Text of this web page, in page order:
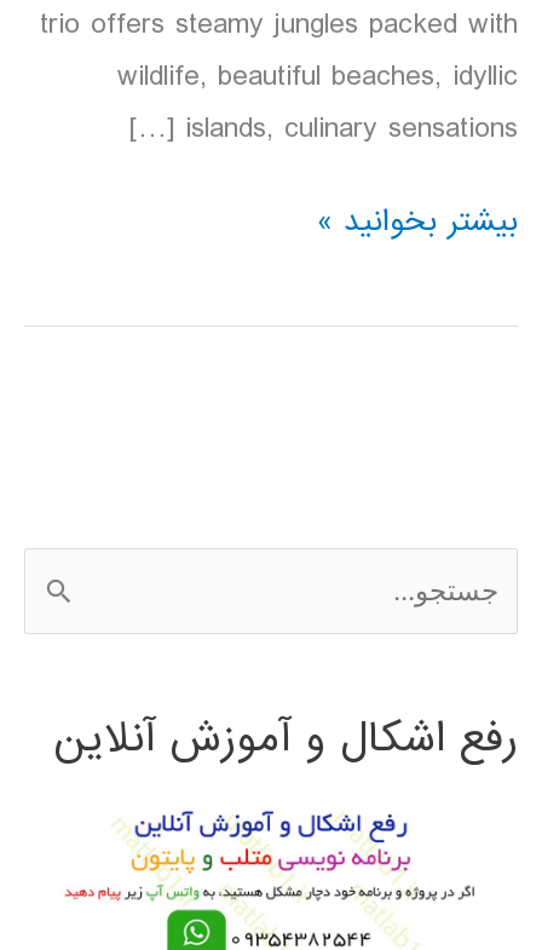
trio offers steamy jungles packed with
wildlife, beautiful beaches, idyllic
islands, culinary sensations […]
دانلود
Lonely
برونئی
2016
بیشتر بخوانید »
س
ج
رفع اشکال و آموزش آنلاین